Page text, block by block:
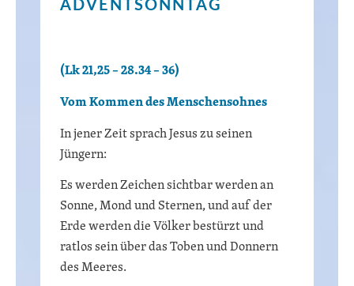
(Lk 21,25 – 28.34 – 36)
Vom Kommen des Menschensohnes
In jener Zeit sprach Jesus zu seinen
Jüngern:
Es werden Zeichen sichtbar werden an
Sonne, Mond und Sternen, und auf der
Erde werden die Völker bestürzt und
ratlos sein über das Toben und Donnern
des Meeres.